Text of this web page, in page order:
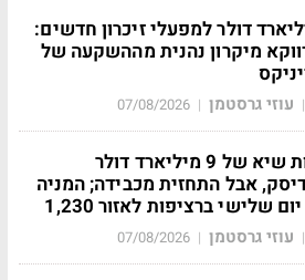
דולר למפעלי זיכרון חדשים:
מיקרון נהנית מההשקעה של
| עוזי גרסטמן |
07/08/2026
הכנסות שיא של 9 מיליארד דולר
אבל התחזית מכבידה; המניה
שלישי ברציפות לאזור 1,230
| עוזי גרסטמן |
07/08/2026